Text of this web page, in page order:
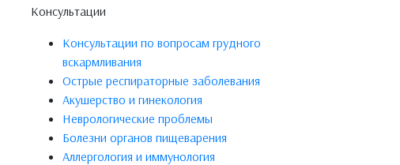
Консультации
Консультации по вопросам грудного
вскармливания
Острые респираторные заболевания
Акушерство и гинекология
Неврологические проблемы
Болезни органов пищеварения
Аллергология и иммунология